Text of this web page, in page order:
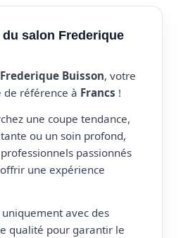
salon Frederique
Frederique Buisson, votre
de référence à Francs !
une coupe tendance,
ou un soin profond,
passionnés
une expérience
avec des
qualité pour garantir le